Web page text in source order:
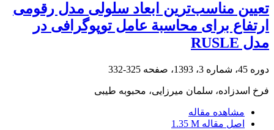
تعیین مناسب‌ترین ابعاد سلولی مدل رقومی
ارتفاع برای محاسبة عامل توپوگرافی در
مدل RUSLE
دوره 45، شماره 3، 1393، صفحه 325-332
فرخ اسدزاده، سلمان میرزایی، محبوبه طیبی
مشاهده مقاله
اصل مقاله 1.35 M